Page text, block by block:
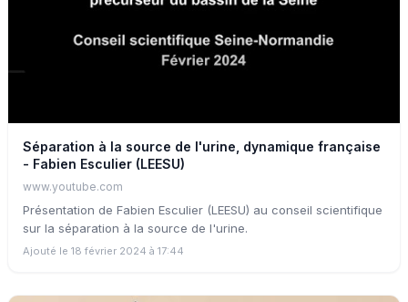
Séparation à la source de l'urine, dynamique française
- Fabien Esculier (LEESU)
www.youtube.com
Présentation de Fabien Esculier (LEESU) au conseil scientifique
sur la séparation à la source de l'urine.
Ajouté le 18 février 2024 à 17:44